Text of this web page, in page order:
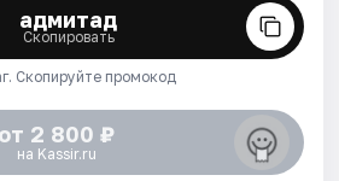
адмитад
Скопировать
Скопируйте промокод
от 2 800 ₽
на Kassir.ru